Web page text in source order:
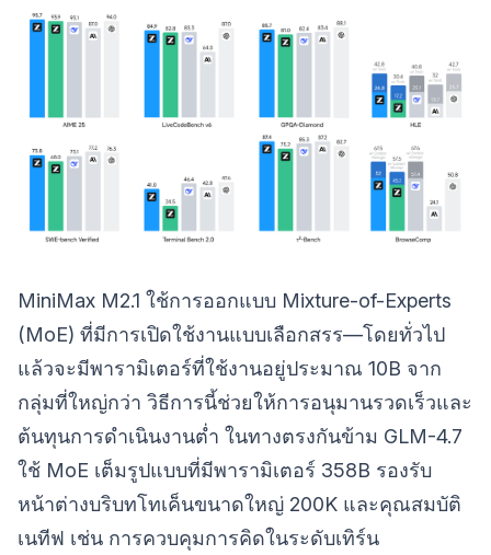
MiniMax M2.1 ใช้การออกแบบ Mixture-of-Experts
(MoE) ที่มีการเปิดใช้งานแบบเลือกสรร—โดยทั่วไป
แล้วจะมีพารามิเตอร์ที่ใช้งานอยู่ประมาณ 10B จาก
กลุ่มที่ใหญ่กว่า วิธีการนี้ช่วยให้การอนุมานรวดเร็วและ
ต้นทุนการดำเนินงานต่ำ ในทางตรงกันข้าม GLM-4.7
ใช้ MoE เต็มรูปแบบที่มีพารามิเตอร์ 358B รองรับ
หน้าต่างบริบทโทเค็นขนาดใหญ่ 200K และคุณสมบัติ
เนทีฟ เช่น การควบคุมการคิดในระดับเทิร์น